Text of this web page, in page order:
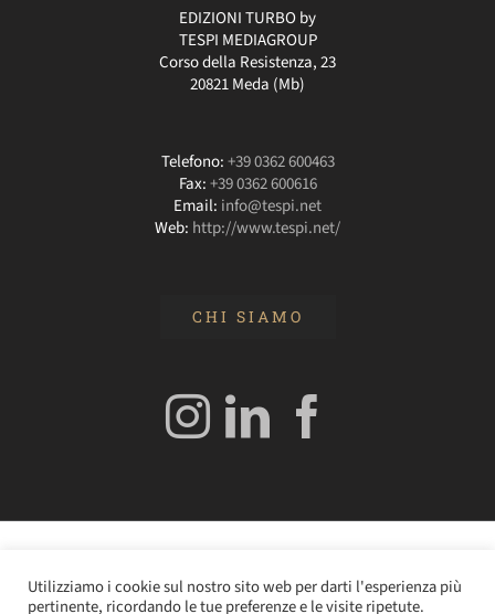
EDIZIONI TURBO by
TESPI MEDIAGROUP
Corso della Resistenza, 23
20821 Meda (Mb)
Telefono:+39 0362 600463
Fax:+39 0362 600616
Email: info@tespi.net
Web: http://www.tespi.net/
CHI SIAMO
Angelo Frigerio -Cookie Policy–Privacy Policy- P.IVA
Utilizziamo i cookie sul nostro sito web per darti l'esperienza più
pertinente, ricordando le tue preferenze e le visite ripetute.